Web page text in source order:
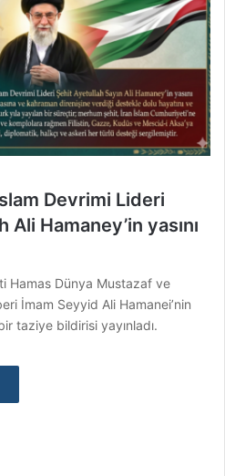
Devrimi Lideri
Hamaney’in yasını
Hamas Dünya Mustazaf ve
İmam Seyyid Ali Hamanei’nin
taziye bildirisi yayınladı.